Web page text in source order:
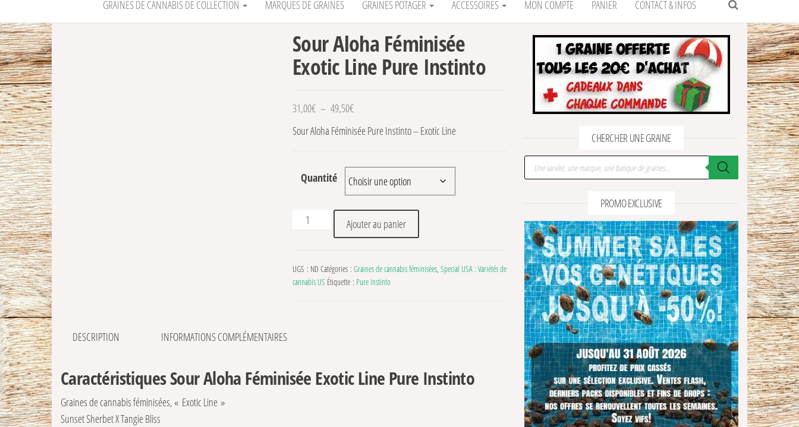
GRAINES DE CANNABIS DE COLLECTION MARQUES DE GRAINES GRAINES POTAGER ACCESSOIRES MON COMPTE PANIER CONTACT & INFOS
Sour Aloha Féminisée
Exotic Line Pure Instinto
31,00€ – 49,50€Plage de prix : 31,00€ à 49,50€
Sour Aloha Féminisée Pure Instinto – Exotic Line
Quantité
quantité de Sour Aloha Féminisée Exotic Line Pure Instinto
Ajouter au panier
UGS : ND Catégories : Graines de cannabis féminisées, Special USA : Variétés de
cannabis US Étiquette : Pure Instinto
DESCRIPTION INFORMATIONS COMPLÉMENTAIRES
Caractéristiques Sour Aloha Féminisée Exotic Line Pure Instinto
Graines de cannabis féminisées, « Exotic Line »
Sunset Sherbet X Tangie Bliss
CHERCHER UNE GRAINE
Recherche de produits
PROMO EXCLUSIVE